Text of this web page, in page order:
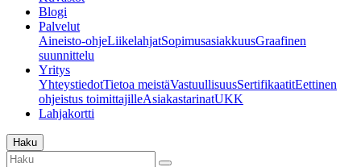
Blogi
Palvelut
Aineisto-ohjeLiikelahjatSopimusasiakkuusGraafinen
suunnittelu
Yritys
YhteystiedotTietoa meistäVastuullisuusSertifikaatitEettinen
ohjeistus toimittajilleAsiakastarinatUKK
Lahjakortti
Haku